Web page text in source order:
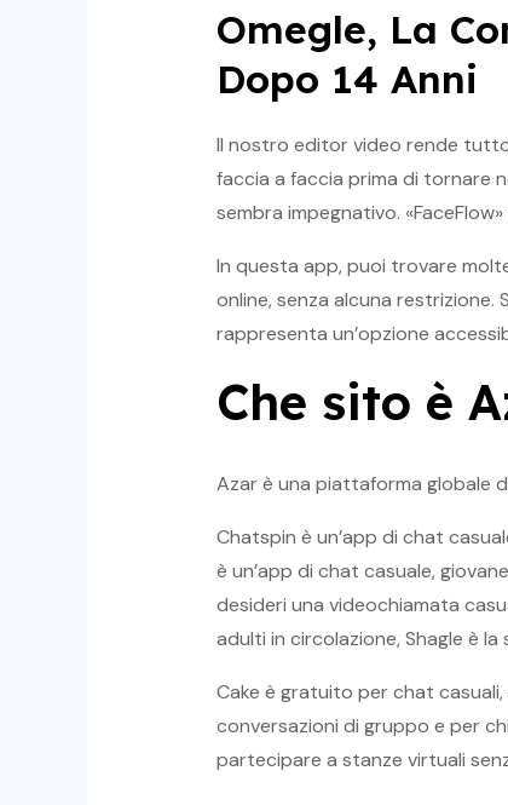
Omegle, La
Dopo 14 Anni
Il nostro editor video rende
faccia a faccia prima di tornare
sembra impegnativo.
In questa app, puoi trovare
online, senza alcuna
rappresenta un’opzione
Che sito è
Azar è una piattaforma globale
Chatspin è un’app di chat
è un’app di chat casuale,
desideri una videochiamata
adulti in circolazione, Shagle è la
Cake è gratuito per chat
conversazioni di gruppo e per
partecipare a stanze virtuali